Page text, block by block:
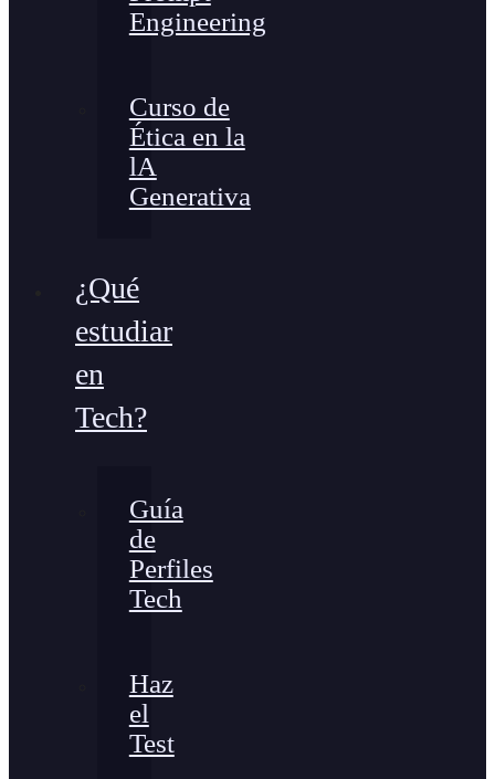
Engineering
Curso de
Ética en la
lA
Generativa
¿Qué
estudiar
en
Tech?
Guía
de
Perfiles
Tech
Haz
el
Test